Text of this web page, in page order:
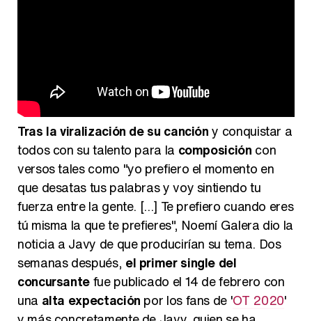
Tras la viralización de su cancióny conquistar a
todos con su talento para la composición con
versos tales como "yo prefiero el momento en
que desatas tus palabras y voy sintiendo tu
fuerza entre la gente. [...] Te prefiero cuando eres
tú misma la que te prefieres", Noemí Galera dio la
noticia a Javy de que producirían su tema. Dos
semanas después, el primer single del
concursantefue publicado el 14 de febrero con
una alta expectación por los fans de 'OT 2020'